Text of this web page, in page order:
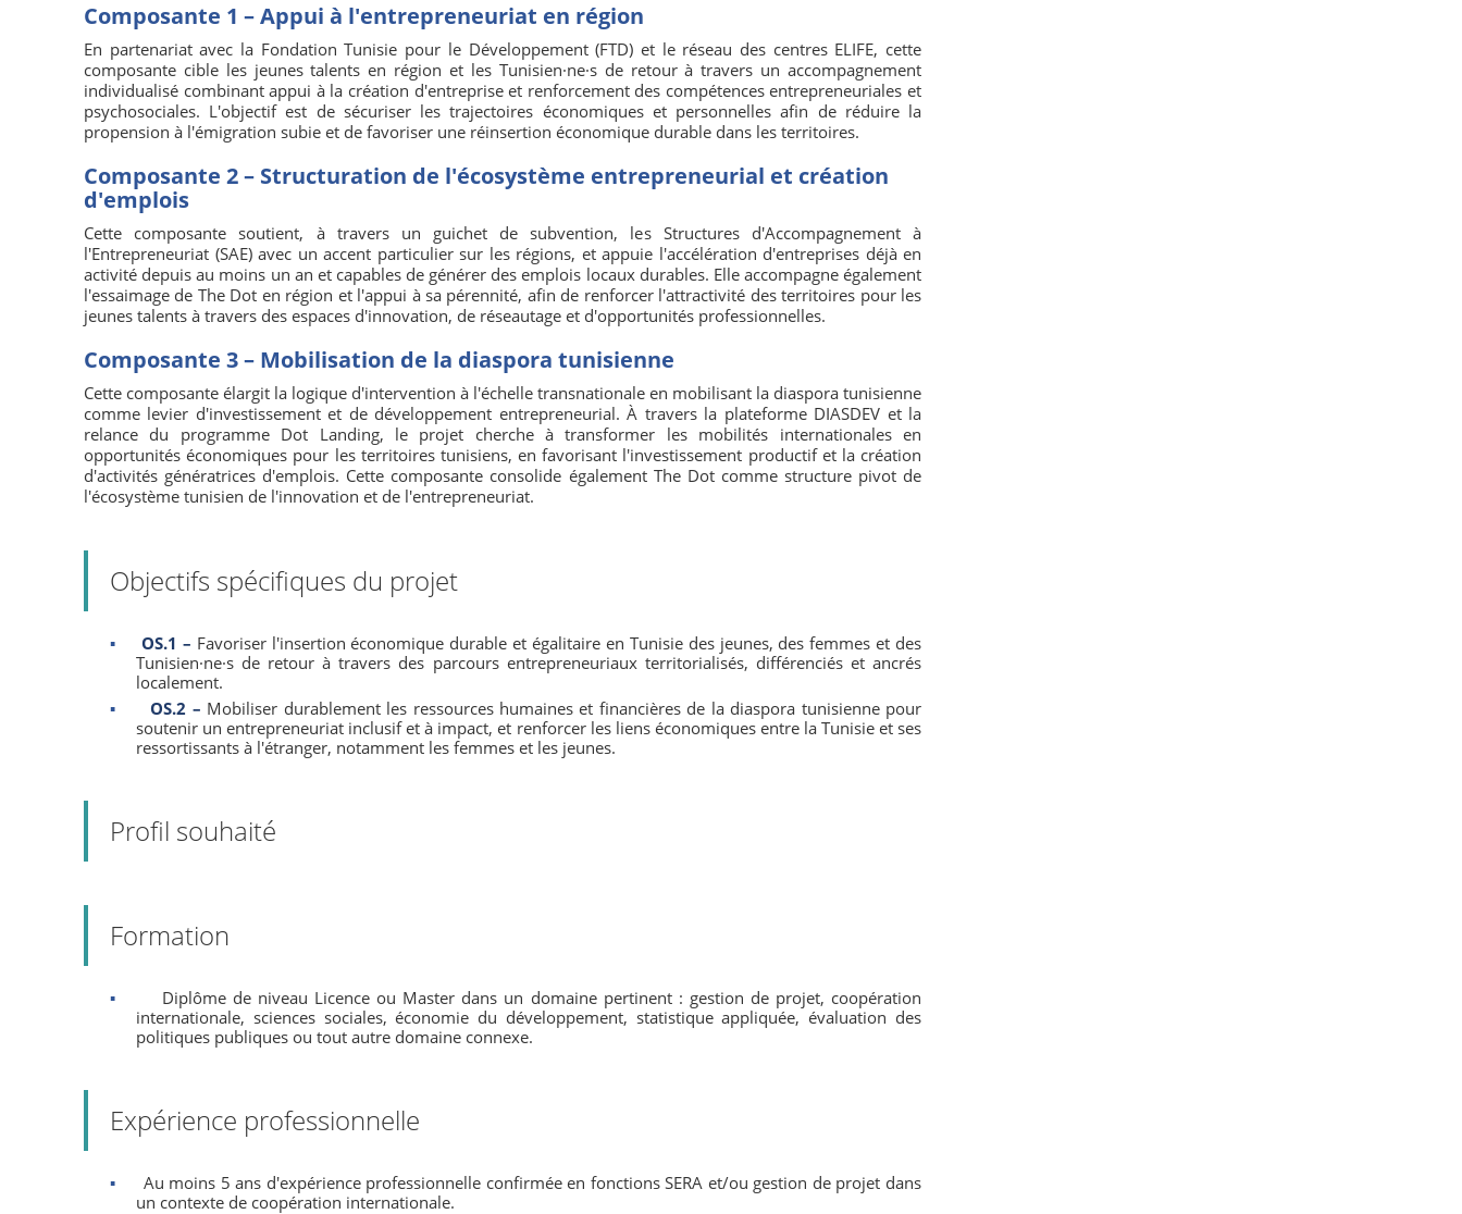
Composante 1 – Appui à l'entrepreneuriat en région
En partenariat avec la Fondation Tunisie pour le Développement (FTD) et le réseau des centres ELIFE, cette
composante cible les jeunes talents en région et les Tunisien·ne·s de retour à travers un accompagnement
individualisé combinant appui à la création d'entreprise et renforcement des compétences entrepreneuriales et
psychosociales. L'objectif est de sécuriser les trajectoires économiques et personnelles afin de réduire la
propension à l'émigration subie et de favoriser une réinsertion économique durable dans les territoires.
Composante 2 – Structuration de l'écosystème entrepreneurial et création
d'emplois
Cette composante soutient, à travers un guichet de subvention, les Structures d'Accompagnement à
l'Entrepreneuriat (SAE) avec un accent particulier sur les régions, et appuie l'accélération d'entreprises déjà en
activité depuis au moins un an et capables de générer des emplois locaux durables. Elle accompagne également
l'essaimage de The Dot en région et l'appui à sa pérennité, afin de renforcer l'attractivité des territoires pour les
jeunes talents à travers des espaces d'innovation, de réseautage et d'opportunités professionnelles.
Composante 3 – Mobilisation de la diaspora tunisienne
Cette composante élargit la logique d'intervention à l'échelle transnationale en mobilisant la diaspora tunisienne
comme levier d'investissement et de développement entrepreneurial. À travers la plateforme DIASDEV et la
relance du programme Dot Landing, le projet cherche à transformer les mobilités internationales en
opportunités économiques pour les territoires tunisiens, en favorisant l'investissement productif et la création
d'activités génératrices d'emplois. Cette composante consolide également The Dot comme structure pivot de
l'écosystème tunisien de l'innovation et de l'entrepreneuriat.
Objectifs spécifiques du projet
▪ OS.1 – Favoriser l'insertion économique durable et égalitaire en Tunisie des jeunes, des femmes et des
Tunisien·ne·s de retour à travers des parcours entrepreneuriaux territorialisés, différenciés et ancrés
localement.
▪
OS.2 – Mobiliser durablement les ressources humaines et financières de la diaspora tunisienne pour
soutenir un entrepreneuriat inclusif et à impact, et renforcer les liens économiques entre la Tunisie et ses
ressortissants à l'étranger, notamment les femmes et les jeunes.
Profil souhaité
Formation
▪
Diplôme de niveau Licence ou Master dans un domaine pertinent : gestion de projet, coopération
internationale, sciences sociales, économie du développement, statistique appliquée, évaluation des
politiques publiques ou tout autre domaine connexe.
Expérience professionnelle
▪
Au moins 5 ans d'expérience professionnelle confirmée en fonctions SERA et/ou gestion de projet dans
un contexte de coopération internationale.